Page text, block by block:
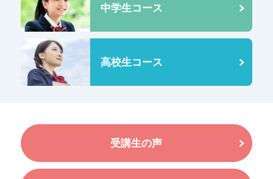
中学生コース
高校生コース
受講生の声